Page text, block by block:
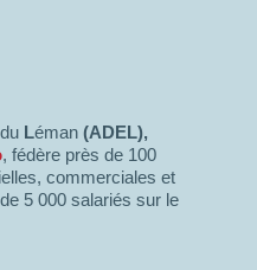
Léman (ADEL),
, fédère près de 100
commerciales et
5 000 salariés sur le